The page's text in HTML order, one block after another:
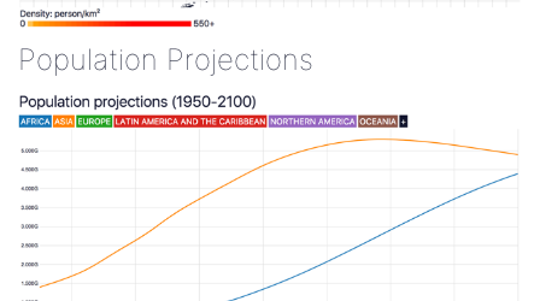
Population Projections